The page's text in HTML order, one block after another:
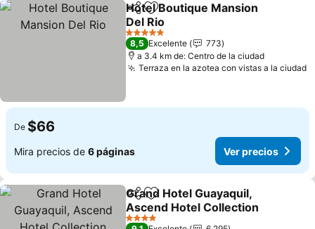
CompartirAgregar a favoritos
Hotel Boutique Mansion
Del Rio
5 Estrellas
8,5 Excelente
773
a 3.4 km de: Centro de la ciudad
Terraza en la azotea con vistas a la ciudad
De $66
Mira precios de 6 páginas Ver precios
CompartirAgregar a favoritos
Grand Hotel Guayaquil,
Ascend Hotel Collection
4 Estrellas